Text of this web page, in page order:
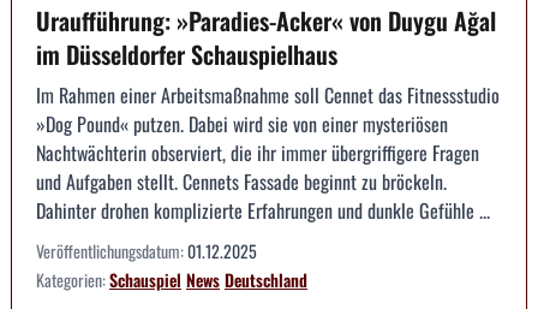
Uraufführung: »Paradies-Acker« von Duygu Ağal
im Düsseldorfer Schauspielhaus
Im Rahmen einer Arbeitsmaßnahme soll Cennet das Fitnessstudio
»Dog Pound« putzen. Dabei wird sie von einer mysteriösen
Nachtwächterin observiert, die ihr immer übergriffigere Fragen
und Aufgaben stellt. Cennets Fassade beginnt zu bröckeln.
Dahinter drohen komplizierte Erfahrungen und dunkle Gefühle ...
Veröffentlichungsdatum:01.12.2025
Kategorien:Schauspiel NewsDeutschland